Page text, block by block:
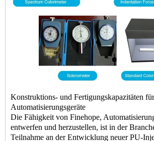
Konstruktions- und Fertigungskapazitäten für
Automatisierungsgeräte
Die Fähigkeit von Finehope,
entwerfen und herzustellen, ist in der
Teilnahme an der Entwicklung neuer PU-